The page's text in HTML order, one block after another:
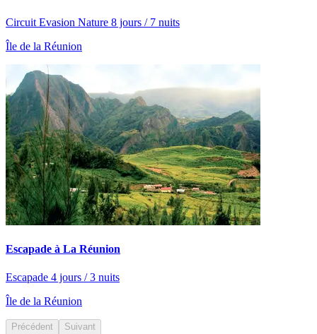
Circuit Evasion Nature 8 jours / 7 nuits
Île de la Réunion
Escapade à La Réunion
Escapade 4 jours / 3 nuits
Île de la Réunion
Précédent Suivant